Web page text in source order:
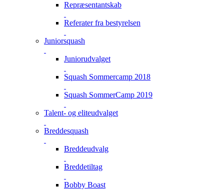
Repræsentantskab
Referater fra bestyrelsen
Juniorsquash
Juniorudvalget
Squash Sommercamp 2018
Squash SommerCamp 2019
Talent- og eliteudvalget
Breddesquash
Breddeudvalg
Breddetiltag
Bobby Boast